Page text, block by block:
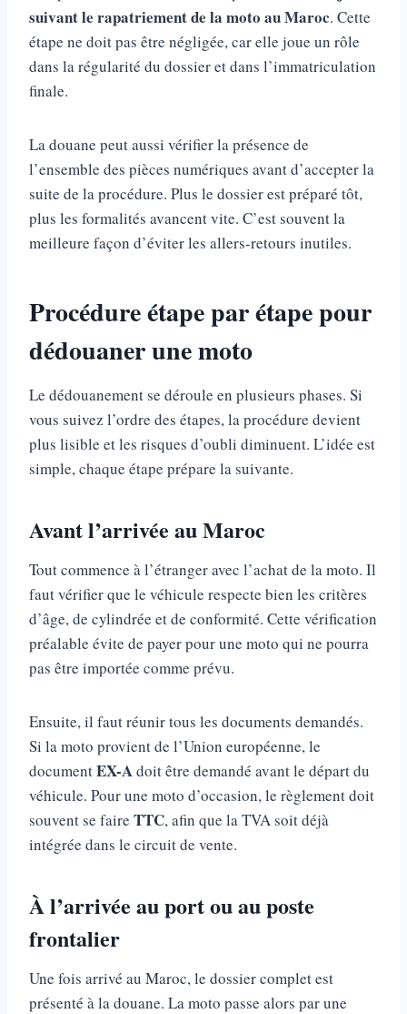
suivant le rapatriement de la moto au Maroc. Cette
étape ne doit pas être négligée, car elle joue un rôle
dans la régularité du dossier et dans l’immatriculation
finale.
La douane peut aussi vérifier la présence de
l’ensemble des pièces numériques avant d’accepter la
suite de la procédure. Plus le dossier est préparé tôt,
plus les formalités avancent vite. C’est souvent la
meilleure façon d’éviter les allers-retours inutiles.
Procédure étape par étape pour
dédouaner une moto
Le dédouanement se déroule en plusieurs phases. Si
vous suivez l’ordre des étapes, la procédure devient
plus lisible et les risques d’oubli diminuent. L’idée est
simple, chaque étape prépare la suivante.
Avant l’arrivée au Maroc
Tout commence à l’étranger avec l’achat de la moto. Il
faut vérifier que le véhicule respecte bien les critères
d’âge, de cylindrée et de conformité. Cette vérification
préalable évite de payer pour une moto qui ne pourra
pas être importée comme prévu.
Ensuite, il faut réunir tous les documents demandés.
Si la moto provient de l’Union européenne, le
documentEX-Adoit être demandé avant le départ du
véhicule. Pour une moto d’occasion, le règlement doit
souvent se faire TTC, afin que la TVA soit déjà
intégrée dans le circuit de vente.
À l’arrivée au port ou au poste
frontalier
Une fois arrivé au Maroc, le dossier complet est
présenté à la douane. La moto passe alors par une